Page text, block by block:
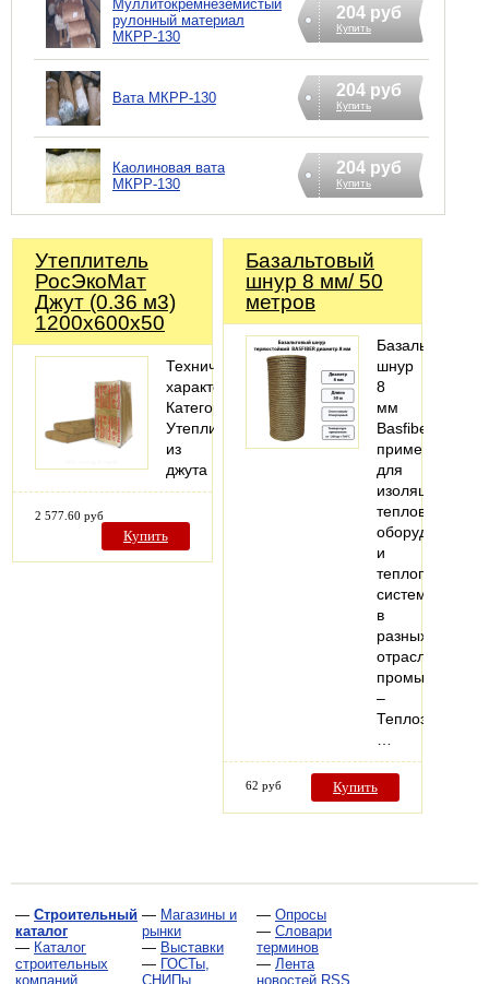
Муллитокремнеземистый
рулонный материал
МКРР-130
204 руб
Купить
Вата МКРР-130 204 руб
Купить
Каолиновая вата
МКРР-130
204 руб
Купить
Утеплитель
РосЭкоМат
Джут (0.36 м3)
1200х600х50
Технические
характеристики
Категория:
Утеплитель
из
джута
2 577.60 руб
Купить
Базальтовый
шнур 8 мм/ 50
метров
Базальтовый
шнур
8
мм
Basfiber
применяется
для
изоляции
теплового
оборудования
и
систем
в
разных
отраслях
–
62 руб Купить
— Строительный
каталог
— Каталог
строительных
компаний
— Магазины и
рынки
— Выставки
— ГОСТы,
СНИПы,
— Опросы
— Словари
терминов
— Лента
новостей RSS